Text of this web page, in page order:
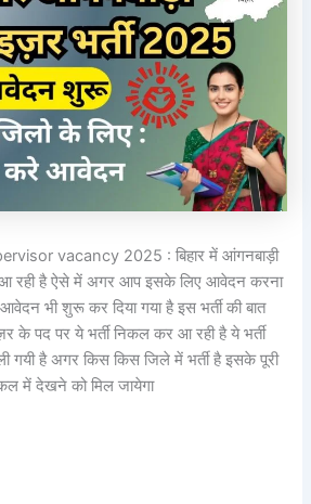
vacancy 2025 : बिहार में आंगनबाड़ी
रही है ऐसे में अगर आप इसके लिए आवेदन करना
भी शुरू कर दिया गया है इस भर्ती की बात
के पद पर ये भर्ती निकल कर आ रही है ये भर्ती
गयी है अगर किस किस जिले में भर्ती है इसके पूरी
में देखने को मिल जायेगा